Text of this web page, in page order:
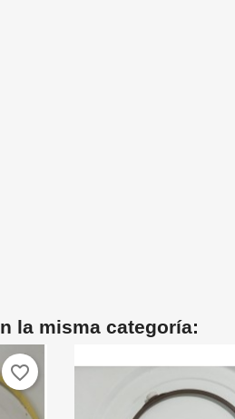
la misma categoría:
favorite_border